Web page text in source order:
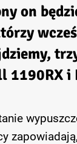
on
1190RX i